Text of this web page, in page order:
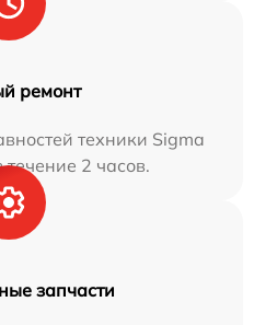
ремонт
техники Sigma
2 часов.
запчасти